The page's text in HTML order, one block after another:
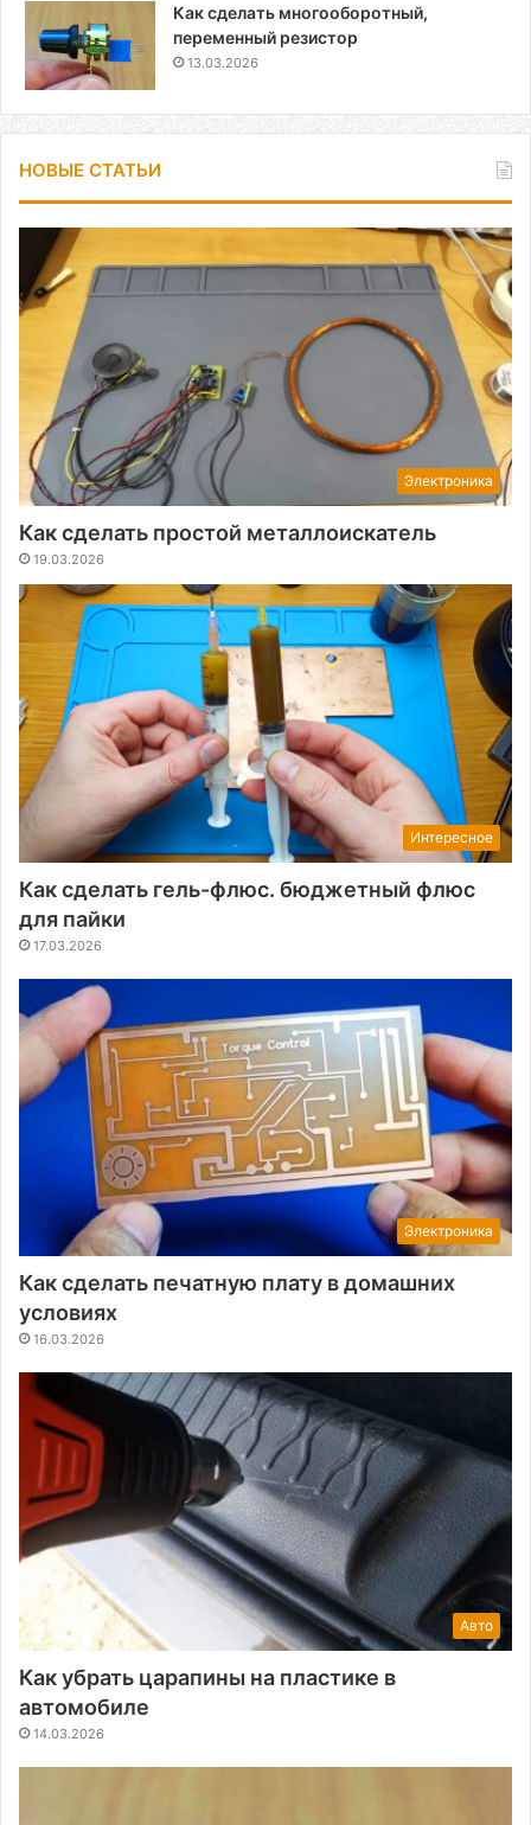
Как сделать многооборотный,
переменный резистор
13.03.2026
НОВЫЕ СТАТЬИ
Электроника
Как сделать простой металлоискатель
19.03.2026
Интересное
Как сделать гель-флюс. бюджетный флюс
для пайки
17.03.2026
Электроника
Как сделать печатную плату в домашних
условиях
16.03.2026
Авто
Как убрать царапины на пластике в
автомобиле
14.03.2026